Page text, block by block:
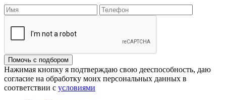
Помочь с подбором
Нажимая кнопку я подтверждаю свою дееспособность, даю
согласие на обработку моих персональных данных в
соответствии с условиями